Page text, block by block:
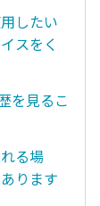
したい
スをく
を見るこ
る場
ります